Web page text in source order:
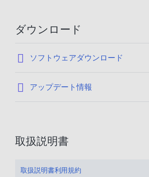
ダウンロード
ソフトウェアダウンロード
アップデート情報
取扱説明書
取扱説明書利用規約